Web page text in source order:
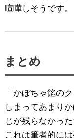
喧嘩しそうです。
まとめ
「かぼちゃ餡の
しまってあまり
じが残らなかった
これは筆者的に